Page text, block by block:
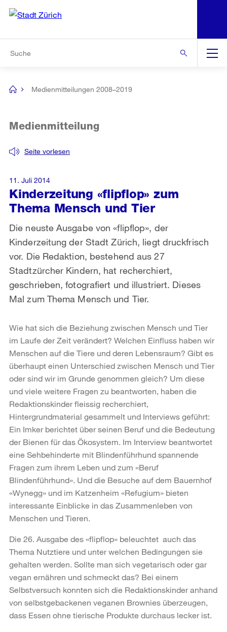
Navigation
[no
Medienmitteilungen 2008–2019
Kinderzeitung «flipflop» zum
Thema Mensch und Tier
Seite vorlesen
Medienmitteilung
Die neuste Ausgabe von «flipflop», der
Kinderzeitung der Stadt Zürich, liegt druckfrisch
vor. Die Redaktion, bestehend aus 27
Stadtzürcher Kindern, hat recherchiert,
geschrieben, fotografiert und illustriert. Dieses
Mal zum Thema Mensch und Tier.
11. Juli 2014
Wie hat sich die Beziehung zwischen Mensch und Tier
im Laufe der Zeit verändert? Welchen Einfluss haben wir
Menschen auf die Tiere und deren Lebensraum? Gibt es
überhaupt einen Unterschied zwischen Mensch und Tier
oder sind wir im Grunde genommen gleich? Um diese
und viele weitere Fragen zu beantworten, haben die
Redaktionskinder fleissig recherchiert,
Hintergrundmaterial gesammelt und Interviews geführt:
Ein Imker berichtet über seinen Beruf und die Bedeutung
der Bienen für das Ökosystem. Im Interview beantwortet
eine Sehbehinderte mit Blindenführhund spannende
Fragen zum ihrem Leben und zum «Beruf
Blindenführhund». Und die Besuche auf dem Bauernhof
«Wynegg» und im Katzenheim «Refugium» bieten
interessante Einblicke in das Zusammenleben von
Menschen und Tieren.
Die 26. Ausgabe des «flipflop» beleuchtet auch das
Thema Nutztiere und unter welchen Bedingungen sie
gehalten werden. Sollte man sich vegetarisch oder gar
vegan ernähren und schmeckt das? Bei einem
Selbstversuch konnten sich die Redaktionskinder anhand
von selbstgebackenen veganen Brownies überzeugen,
dass Essen ohne tierische Produkte durchaus lecker ist.